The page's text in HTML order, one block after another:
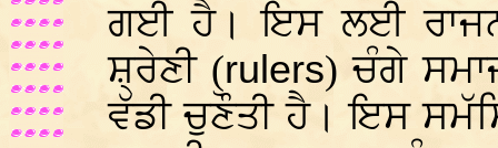
ਗਈ ਹੈ। ਇਸ ਲਈ
ਸ਼੍ਰੇਣੀ (rulers) ਚੰਗੇ
ਵੱਡੀ ਚੁਣੌਤੀ ਹੈ। ਇਸ